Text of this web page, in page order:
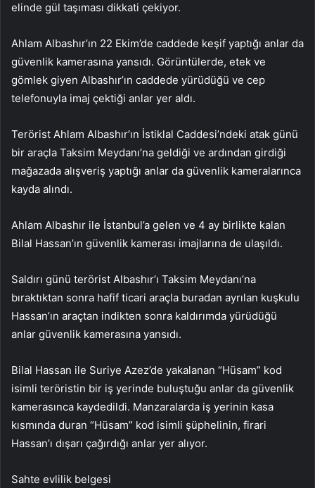
elinde gül taşıması dikkati çekiyor.
Ahlam Albashır’ın 22 Ekim’de caddede keşif yaptığı anlar da
güvenlik kamerasına yansıdı. Görüntülerde, etek ve
gömlek giyen Albashır’ın caddede yürüdüğü ve cep
telefonuyla imaj çektiği anlar yer aldı.
Terörist Ahlam Albashır’ın İstiklal Caddesi’ndeki atak günü
bir araçla Taksim Meydanı’na geldiği ve ardından girdiği
mağazada alışveriş yaptığı anlar da güvenlik kameralarınca
kayda alındı.
Ahlam Albashır ile İstanbul’a gelen ve 4 ay birlikte kalan
Bilal Hassan’ın güvenlik kamerası imajlarına de ulaşıldı.
Saldırı günü terörist Albashır’ı Taksim Meydanı’na
bıraktıktan sonra hafif ticari araçla buradan ayrılan kuşkulu
Hassan’ın araçtan indikten sonra kaldırımda yürüdüğü
anlar güvenlik kamerasına yansıdı.
Bilal Hassan ile Suriye Azez’de yakalanan “Hüsam” kod
isimli teröristin bir iş yerinde buluştuğu anlar da güvenlik
kamerasınca kaydedildi. Manzaralarda iş yerinin kasa
kısmında duran “Hüsam” kod isimli şüphelinin, firari
Hassan’ı dışarı çağırdığı anlar yer alıyor.
Sahte evlilik belgesi